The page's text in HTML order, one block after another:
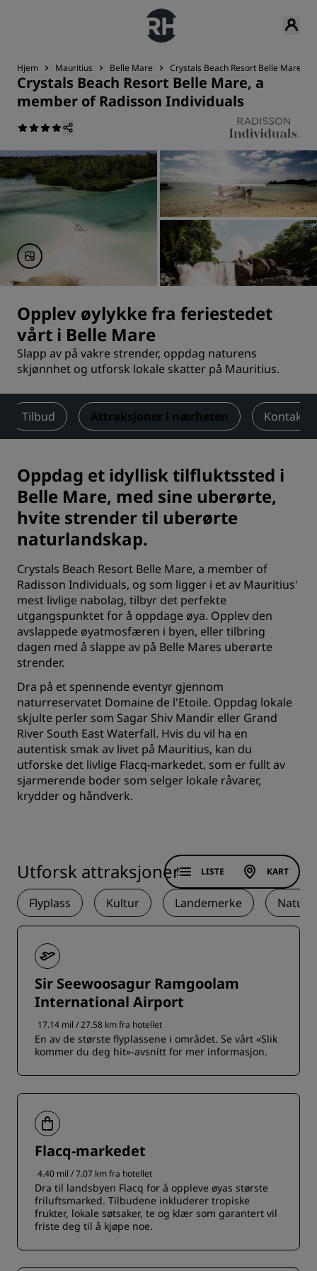
Hjem Mauritius Belle Mare Crystals Beach Resort Belle Mare, a
Crystals Beach Resort Belle Mare, a
member of Radisson Individuals
Opplev øylykke fra feriestedet
vårt i Belle Mare
Slapp av på vakre strender, oppdag naturens
skjønnhet og utforsk lokale skatter på Mauritius.
Tilbud Attraksjoner i nærheten Kontakt
Oppdag et idyllisk tilfluktssted i
Belle Mare, med sine uberørte,
hvite strender til uberørte
naturlandskap.
Crystals Beach Resort Belle Mare, a member of
Radisson Individuals, og som ligger i et av Mauritius'
mest livlige nabolag, tilbyr det perfekte
utgangspunktet for å oppdage øya. Opplev den
avslappede øyatmosfæren i byen, eller tilbring
dagen med å slappe av på Belle Mares uberørte
strender.
Dra på et spennende eventyr gjennom
naturreservatet Domaine de l'Etoile. Oppdag lokale
skjulte perler som Sagar Shiv Mandir eller Grand
River South East Waterfall. Hvis du vil ha en
autentisk smak av livet på Mauritius, kan du
utforske det livlige Flacq-markedet, som er fullt av
sjarmerende boder som selger lokale råvarer,
krydder og håndverk.
Utforsk attraksjoner
Flyplass Kultur Landemerke Natur
LISTE KART
Sir Seewoosagur Ramgoolam
International Airport
17.14 mil / 27.58 km fra hotellet
En av de største flyplassene i området. Se vårt «Slik
kommer du deg hit»-avsnitt for mer informasjon.
Flacq-markedet
4.40 mil / 7.07 km fra hotellet
Dra til landsbyen Flacq for å oppleve øyas største
friluftsmarked. Tilbudene inkluderer tropiske
frukter, lokale søtsaker, te og klær som garantert vil
friste deg til å kjøpe noe.